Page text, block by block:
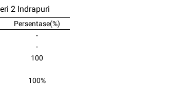
2 Indrapuri
Persentase(%)
-
-
100
100%